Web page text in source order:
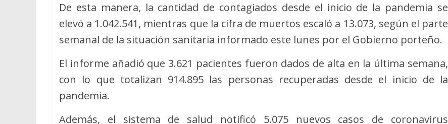
De esta manera, la cantidad de contagiados desde el inicio de la pandemia se
elevó a 1.042.541, mientras que la cifra de muertos escaló a 13.073, según el parte
semanal de la situación sanitaria informado este lunes por el Gobierno porteño.
El informe añadió que 3.621 pacientes fueron dados de alta en la última semana,
con lo que totalizan 914.895 las personas recuperadas desde el inicio de la
pandemia.
Además, el sistema de salud notificó 5.075 nuevos casos de coronavirus